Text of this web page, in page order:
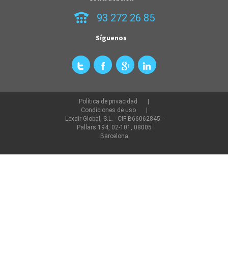
93 272 26 85
Síguenos
Política de privacidad
Condiciones de uso
Lexdir Global, S.L. - CIF B66062845 -
Pallars 194, 02-101, 08005
Barcelona